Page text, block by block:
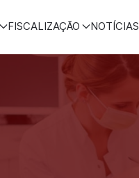
FISCALIZAÇÃO NOTÍCIAS